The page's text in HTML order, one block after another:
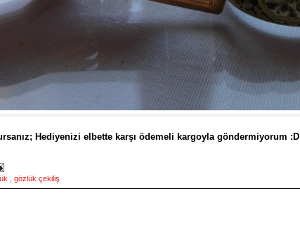
Hediyenizi elbette karşı ödemeli kargoyla göndermiyorum :D
gözlük çekiliş